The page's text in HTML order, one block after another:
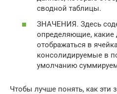
сводной таблицы.
ЗНАЧЕНИЯ. Здесь
определяющие, какие
отображаться в
консолидируемые в
умолчанию
Чтобы лучше понять, как